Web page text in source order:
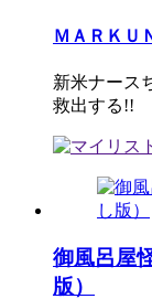
ＭＡＲＫＵ
新米ナース
救出する!!
御風呂屋
版）